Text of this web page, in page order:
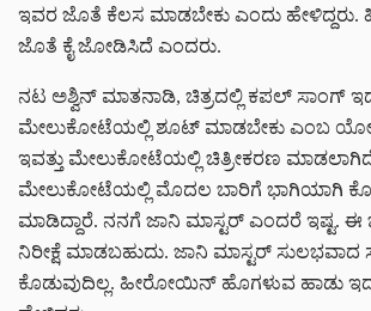
ಇವರ ಜೊತೆ ಕೆಲಸ ಮಾಡಬೇಕು ಎಂದು ಹೇಳಿದ್ದರು.
ಜೊತೆ ಕೈ ಜೋಡಿಸಿದೆ ಎಂದರು.
ನಟ ಅಶ್ವಿನ್ ಮಾತನಾಡಿ, ಚಿತ್ರದಲ್ಲಿ ಕಪಲ್ ಸಾಂಗ್
ಮೇಲುಕೋಟೆಯಲ್ಲಿ ಶೂಟ್ ಮಾಡಬೇಕು ಎಂಬ
ಇವತ್ತು ಮೇಲುಕೋಟೆಯಲ್ಲಿ ಚಿತ್ರೀಕರಣ
ಮೇಲುಕೋಟೆಯಲ್ಲಿ ಮೊದಲ ಬಾರಿಗೆ ಭಾಗಿಯಾಗಿ
ಮಾಡಿದ್ದಾರೆ. ನನಗೆ ಜಾನಿ ಮಾಸ್ಟರ್ ಎಂದರೆ ಇಷ್ಟ. ಈ
ನಿರೀಕ್ಷೆ ಮಾಡಬಹುದು. ಜಾನಿ ಮಾಸ್ಟರ್ ಸುಲಭವಾದ
ಕೊಡುವುದಿಲ್ಲ. ಹೀರೋಯಿನ್ ಹೊಗಳುವ ಹಾಡು